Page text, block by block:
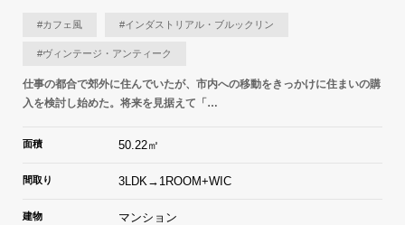
#カフェ風 #インダストリアル・ブルックリン
#ヴィンテージ・アンティーク
仕事の都合で郊外に住んでいたが、市内への移動をきっかけに住まいの購
入を検討し始めた。将来を見据えて「…
面積 50.22㎡
間取り 3LDK→1ROOM+WIC
建物 マンション